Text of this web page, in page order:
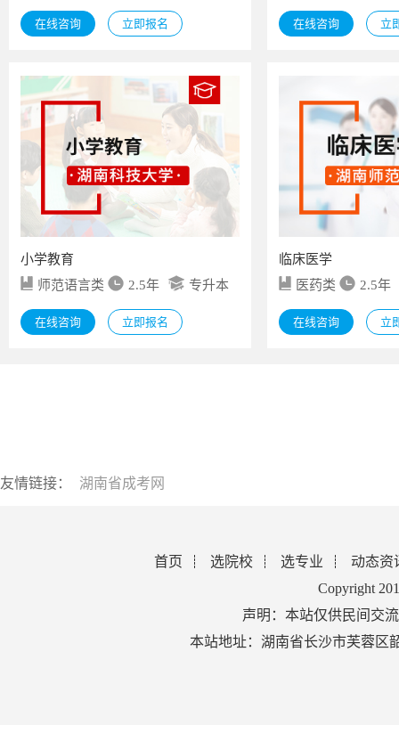
在线咨询 立即报名 在线咨询 立
小学教育
师范语言类
2.5年 专升本
在线咨询 立即报名
临床医学
医药类
2.5年
在线咨询 立
友情链接： 湖南省成考网
首页 选院校 选专业
动态资
Copyright
声明：本站仅供民间交
本站地址：湖南省长沙市芙蓉区